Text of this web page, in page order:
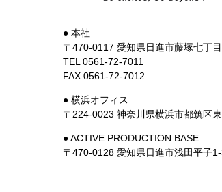
● 本社
〒470-0117 愛知県日進市藤塚七丁
TEL 0561-72-7011
FAX 0561-72-7012
● 横浜オフィス
〒224-0023 神奈川県横浜市都筑区
● ACTIVE PRODUCTION BASE
〒470-0128 愛知県日進市浅田平子